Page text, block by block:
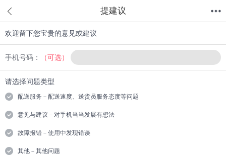
提建议
欢迎留下您宝贵的意见或建议
手机号码： （可选）
请选择问题类型
配送服务－配送速度、送货员服务态度等问题
意见与建议－对手机当当发展有想法
故障报错－使用中发现错误
其他－其他问题